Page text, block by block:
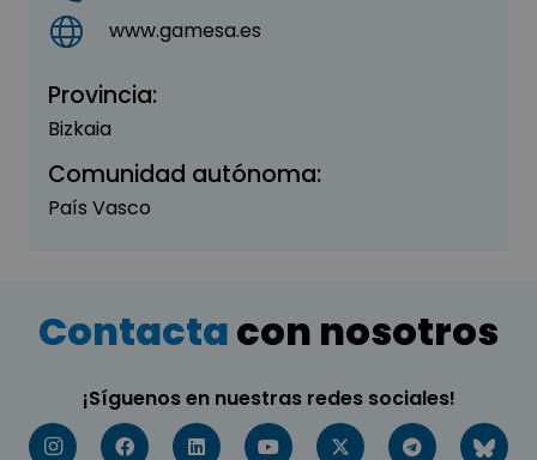
www.gamesa.es
Provincia:
Bizkaia
Comunidad autónoma:
País Vasco
Contactacon nosotros
¡Síguenos en nuestras redes sociales!